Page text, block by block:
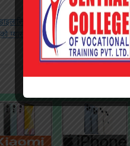
मेसिन मर्मत भई संचालनमा
ग्यास सिलिन्डर सहितको चुल्हो सेट वितरण